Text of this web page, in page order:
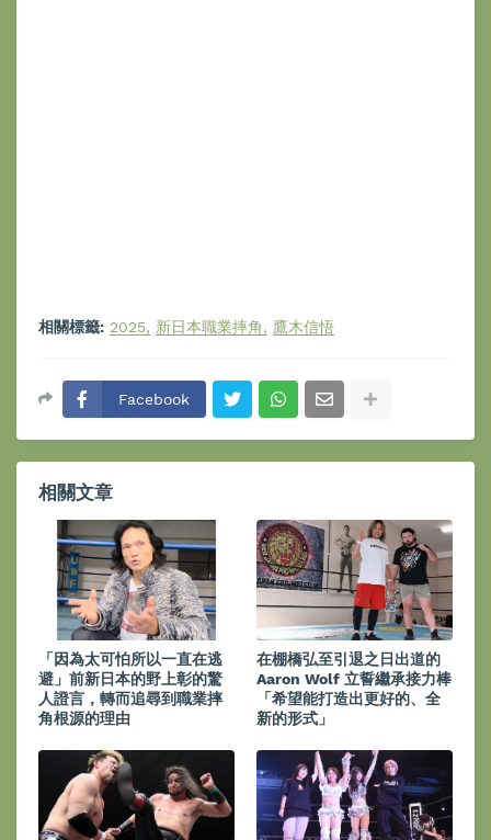
相關標籤: 2025 新日本職業摔角 鷹木信悟
Facebook
相關文章
「因為太可怕所以一直在逃
避」前新日本的野上彰的驚
人證言，轉而追尋到職業摔
角根源的理由
在棚橋弘至引退之日出道的
Aaron Wolf 立誓繼承接力棒
「希望能打造出更好的、全
新的形式」